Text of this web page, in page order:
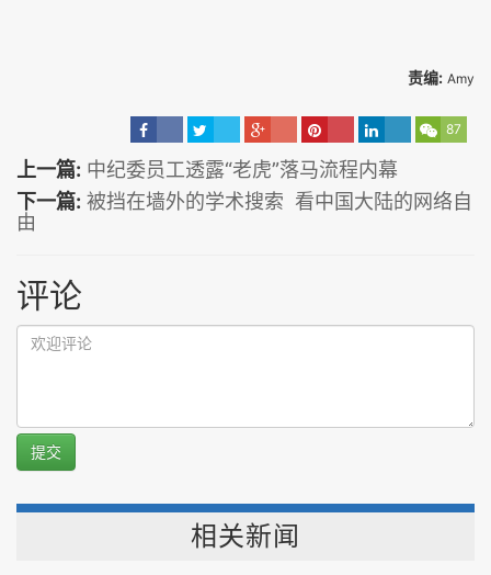
责编: Amy
87
上一篇: 中纪委员工透露“老虎”落马流程内幕
下一篇: 被挡在墙外的学术搜索 看中国大陆的网络自
由
评论
提交
相关新闻